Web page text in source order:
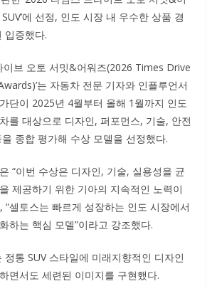
SUV’에 선정, 인도 시장 내 우수한 상품 경
입증했다.
이브 오토 서밋&어워즈(2026 Times Drive
는 자동차 전문 기자와 인플루언서
단이 2025년 4월부터 올해 1월까지 인도
를 대상으로 디자인, 퍼포먼스, 기술, 안전
종합 평가해 수상 모델을 선정했다.
“이번 수상은 디자인, 기술, 실용성을 균
제공하기 위한 기아의 지속적인 노력이
“셀토스는 빠르게 성장하는 인도 시장에서
하는 핵심 모델”이라고 강조했다.
정통 SUV 스타일에 미래지향적인 디자인
면서도 세련된 이미지를 구현했다.